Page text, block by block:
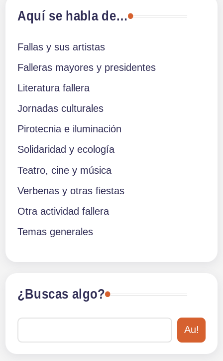
entradas
Aquí se habla de…
Fallas y sus artistas
Falleras mayores y presidentes
Literatura fallera
Jornadas culturales
Pirotecnia e iluminación
Solidaridad y ecología
Teatro, cine y música
Verbenas y otras fiestas
Otra actividad fallera
Temas generales
¿Buscas algo?
Au!